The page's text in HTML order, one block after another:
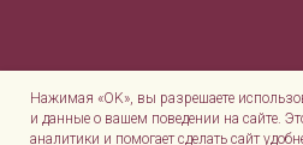
Нажимая «OK», вы разрешаете
и данные о вашем поведении на сайте.
аналитики и помогает сделать сайт